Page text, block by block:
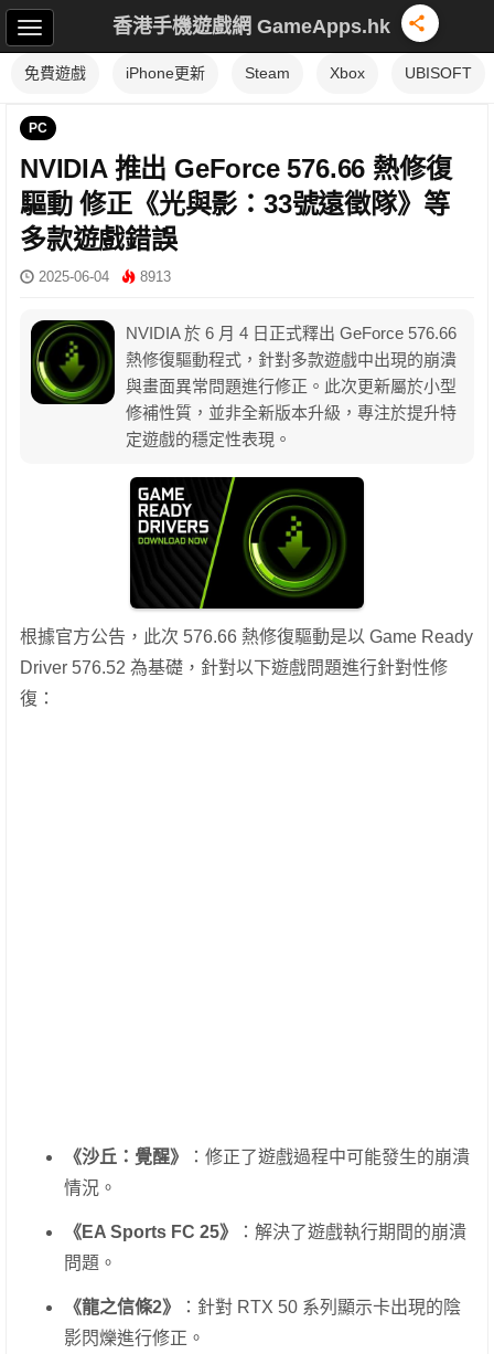
香港手機遊戲網 GameApps.hk
免費遊戲 iPhone更新 Steam Xbox UBISOFT
PC
NVIDIA 推出 GeForce 576.66 熱修復
驅動 修正《光與影：33號遠徵隊》等
多款遊戲錯誤
2025-06-04 8913
NVIDIA 於 6 月 4 日正式釋出 GeForce 576.66
熱修復驅動程式，針對多款遊戲中出現的崩潰
與畫面異常問題進行修正。此次更新屬於小型
修補性質，並非全新版本升級，專注於提升特
定遊戲的穩定性表現。
根據官方公告，此次 576.66 熱修復驅動是以 Game Ready
Driver 576.52 為基礎，針對以下遊戲問題進行針對性修
復：
《沙丘：覺醒》
：修正了遊戲過程中可能發生的崩潰
情況。
《EA Sports FC 25》
：解決了遊戲執行期間的崩潰
問題。
《龍之信條2》
：針對 RTX 50 系列顯示卡出現的陰
影閃爍進行修正。